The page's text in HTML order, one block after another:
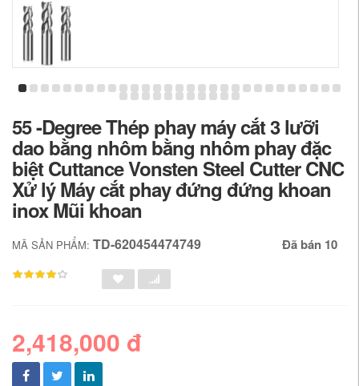
55 -Degree Thép phay máy cắt 3 lưỡi
dao bằng nhôm bằng nhôm phay đặc
biệt Cuttance Vonsten Steel Cutter CNC
Xử lý Máy cắt phay đứng đứng khoan
inox Mũi khoan
MÃ SẢN PHẨM: TD-620454474749 Đã bán 10
2,418,000 đ